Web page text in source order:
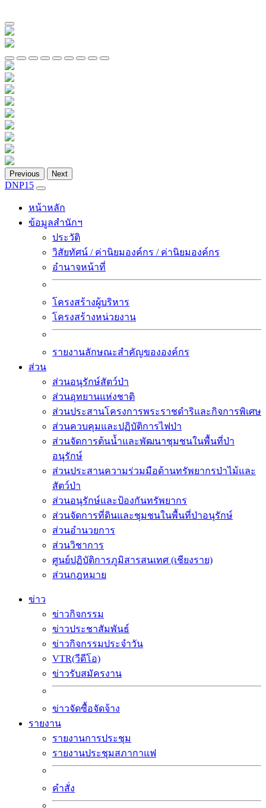
Previous Next
DNP15
หน้าหลัก
ข้อมูลสำนักฯ
ประวัติ
วิสัยทัศน์ / ค่านิยมองค์กร / ค่านิยมองค์กร
อำนาจหน้าที่
โครงสร้างผู้บริหาร
โครงสร้างหน่วยงาน
รายงานลักษณะสำคัญขององค์กร
ส่วน
ส่วนอนุรักษ์สัตว์ป่า
ส่วนอุทยานแห่งชาติ
ส่วนประสานโครงการพระราชดำริและกิจการพิเศษ
ส่วนควบคุมและปฏิบัติการไฟป่า
ส่วนจัดการต้นน้ำและพัฒนาชุมชนในพื้นที่ป่า
อนุรักษ์
ส่วนประสานความร่วมมือด้านทรัพยากรป่าไม้และ
สัตว์ป่า
ส่วนอนุรักษ์และป้องกันทรัพยากร
ส่วนจัดการที่ดินและชุมชนในพื้นที่ป่าอนุรักษ์
ส่วนอำนวยการ
ส่วนวิชาการ
ศูนย์ปฏิบัติการภูมิสารสนเทศ (เชียงราย)
ส่วนกฎหมาย
ข่าว
ข่าวกิจกรรม
ข่าวประชาสัมพันธ์
ข่าวกิจกรรมประจำวัน
VTR(วีดีโอ)
ข่าวรับสมัครงาน
ข่าวจัดซื้อจัดจ้าง
รายงาน
รายงานการประชุม
รายงานประชุมสภากาแฟ
คำสั่ง